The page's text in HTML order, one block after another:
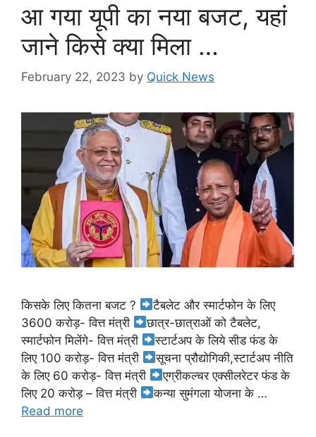
आ गया यूपी का नया बजट, यहां
जाने किसे क्या मिला …
February 22, 2023 by Quick News
किसके लिए कितना बजट ?
टैबलेट और स्मार्टफोन के लिए
3600 करोड़- वित्त मंत्री
छात्र-छात्राओं को टैबलेट,
स्मार्टफोन मिलेंगे- वित्त मंत्री
स्टार्टअप के लिये सीड फंड के
लिए 100 करोड़- वित्त मंत्री
सूचना प्रौद्योगिकी,स्टार्टअप नीति
के लिए 60 करोड़- वित्त मंत्री
एग्रीकल्चर एक्सीलरेटर फंड के
लिए 20 करोड़ – वित्त मंत्री
कन्या सुमंगला योजना के …
Read more